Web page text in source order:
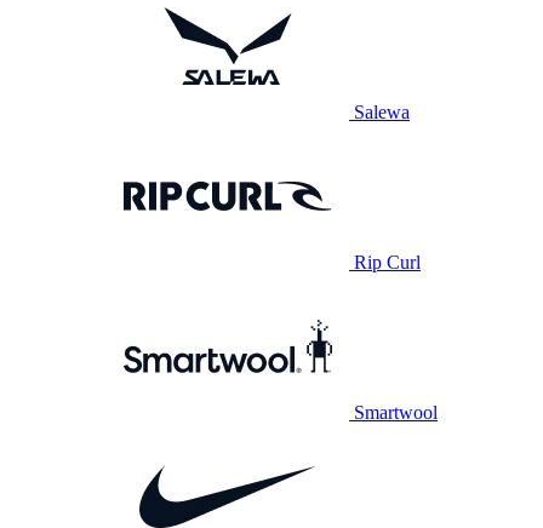
Salewa
Rip Curl
Smartwool